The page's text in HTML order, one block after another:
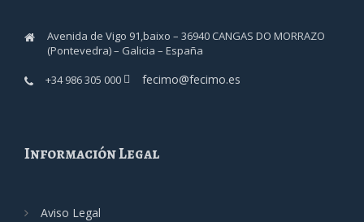
Avenida de Vigo 91,baixo – 36940 CANGAS DO MORRAZO
(Pontevedra) – Galicia – España
+34 986 305 000
fecimo@fecimo.es
Información Legal
Aviso Legal